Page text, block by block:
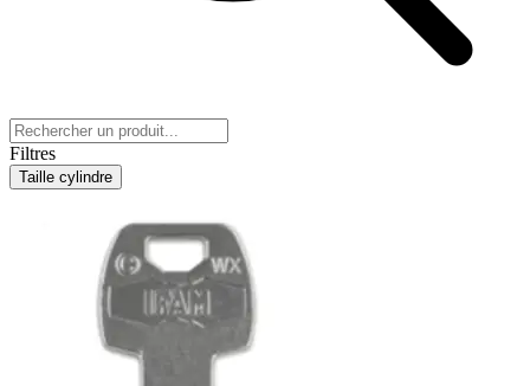
Filtres
Taille cylindre